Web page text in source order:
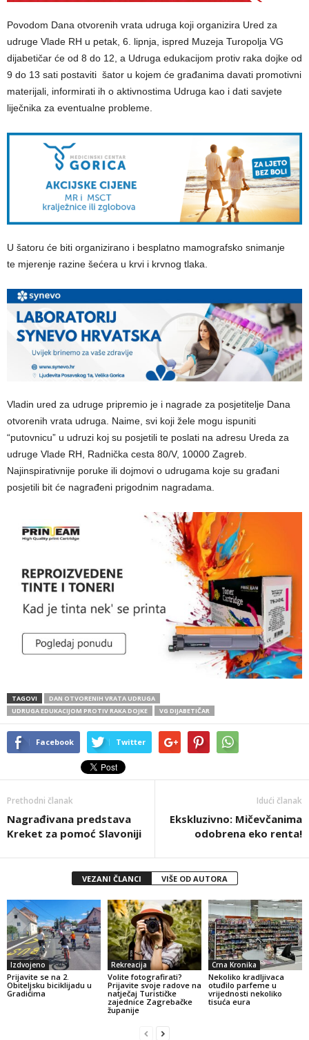
Povodom Dana otvorenih vrata udruga koji organizira Ured za
udruge Vlade RH u petak, 6. lipnja, ispred Muzeja Turopolja VG
dijabetičar će od 8 do 12, a Udruga edukacijom protiv raka dojke od
9 do 13 sati postaviti šator u kojem će građanima davati promotivni
materijali, informirati ih o aktivnostima Udruga kao i dati savjete
liječnika za eventualne probleme.
U šatoru će biti organizirano i besplatno mamografsko snimanje
te mjerenje razine šećera u krvi i krvnog tlaka.
Vladin ured za udruge pripremio je i nagrade za posjetitelje Dana
otvorenih vrata udruga. Naime, svi koji žele mogu ispuniti
“putovnicu” u udruzi koj su posjetili te poslati na adresu Ureda za
udruge Vlade RH, Radnička cesta 80/V, 10000 Zagreb.
Najinspirativnije poruke ili dojmovi o udrugama koje su građani
posjetili bit će nagrađeni prigodnim nagradama.
TAGOVI
DAN OTVORENIH VRATA UDRUGA
UDRUGA EDUKACIJOM PROTIV RAKA DOJKE
VG DIJABETIČAR
Facebook Twitter
Prethodni članak
Nagrađivana predstava
Kreket za pomoć Slavoniji
Idući članak
Ekskluzivno: Mičevčanima
odobrena eko renta!
VEZANI ČLANCI VIŠE OD AUTORA
Izdvojeno
Prijavite se na 2.
Obiteljsku biciklijadu u
Gradićima
Rekreacija
Volite fotografirati?
Prijavite svoje radove na
natječaj Turističke
zajednice Zagrebačke
županije
Crna Kronika
Nekoliko kradljivaca
otuđilo parfeme u
vrijednosti nekoliko
tisuća eura